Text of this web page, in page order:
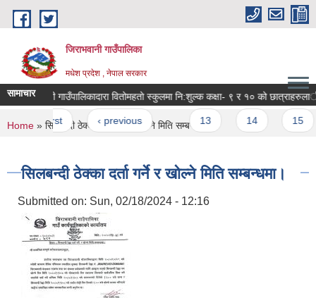
Skip to main content
जिराभवानी गाउँपालिका
मधेश प्रदेश , नेपाल सरकार
सामाचार जिराभवानी गाउँपालिकादारा वितोमहताे स्कुलमा
Pages
« first ‹ previous … 13
You are here
Home » सिलबन्दी ठेक्का दर्ता गर्ने र खोल्ने मिति सम्बन्धमा।
सिलबन्दी ठेक्का दर्ता गर्ने र खोल्ने मिति सम्बन्धमा।
Submitted on: Sun, 02/18/2024 - 12:16